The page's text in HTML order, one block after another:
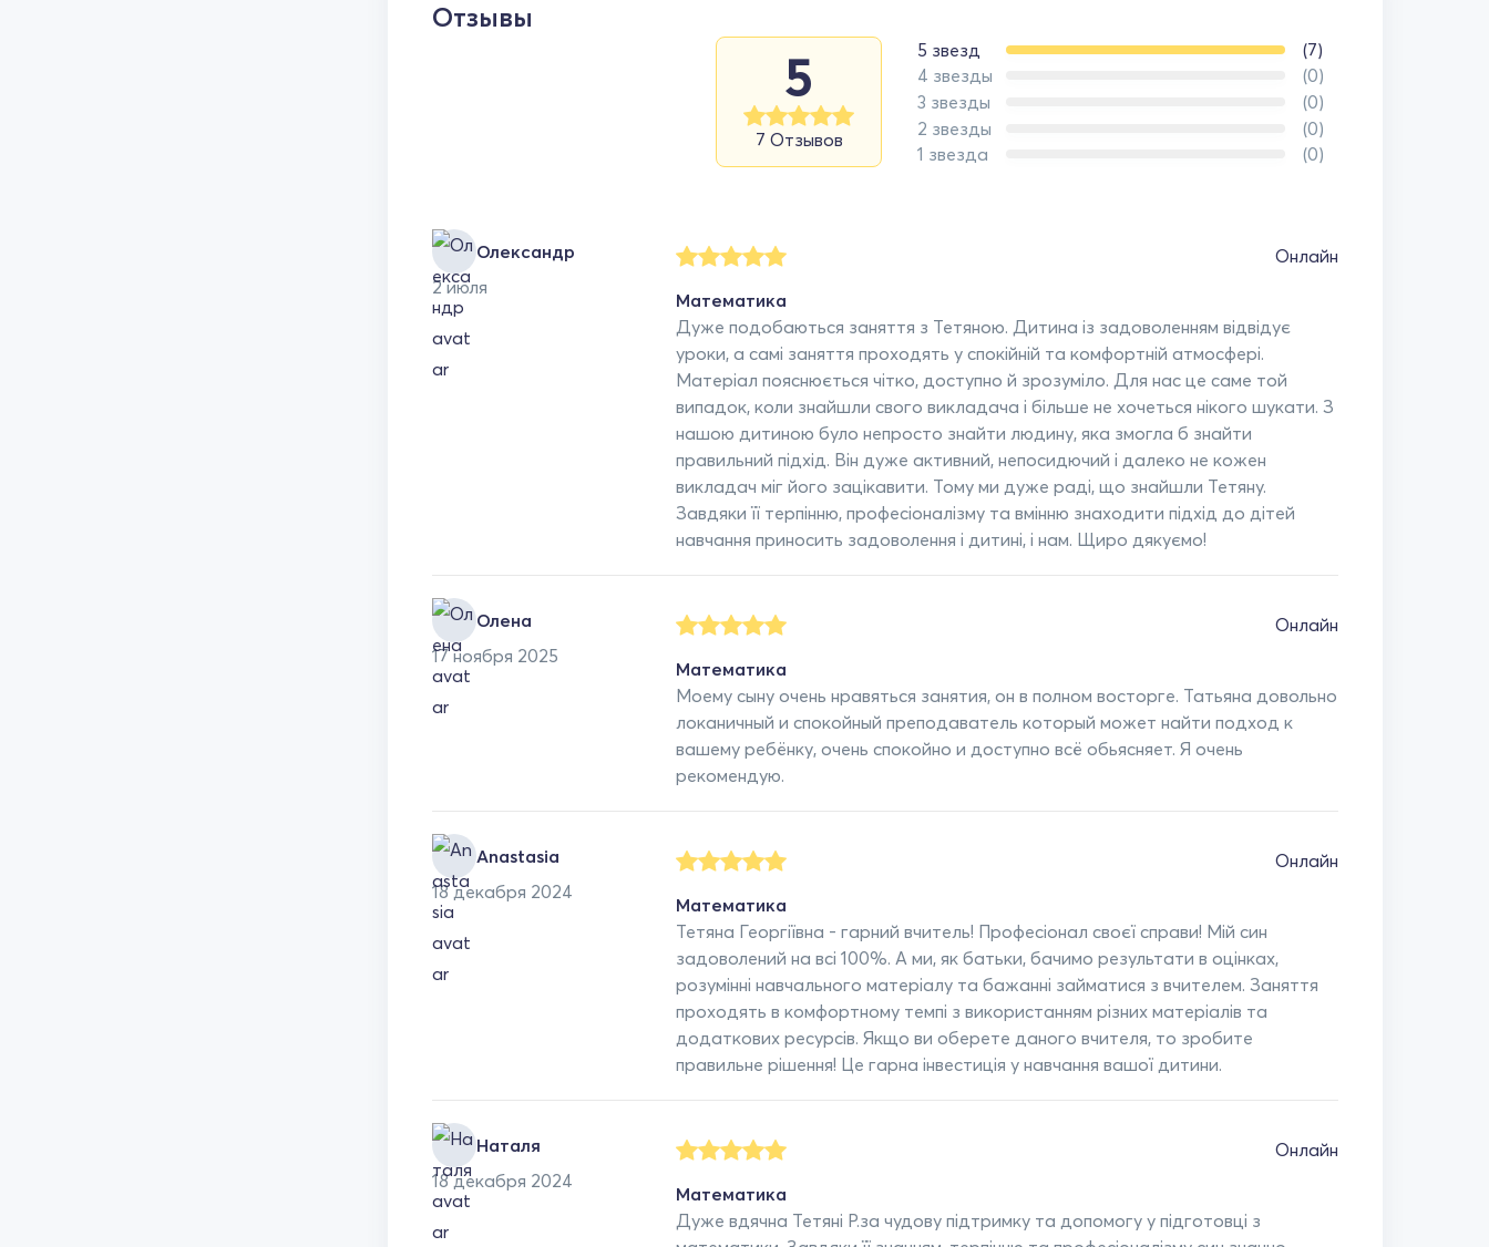
Отзывы
5
7 Отзывов
5 звезд
(7)
4 звезды
(0)
3 звезды
(0)
2 звезды
(0)
1 звезда
(0)
Олександр
2 июля
Онлайн
Математика
Дуже подобаються заняття з Тетяною. Дитина із задоволенням відвідує
уроки, а самі заняття проходять у спокійній та комфортній атмосфері.
Матеріал пояснюється чітко, доступно й зрозуміло. Для нас це саме той
випадок, коли знайшли свого викладача і більше не хочеться нікого шукати. З
нашою дитиною було непросто знайти людину, яка змогла б знайти
правильний підхід. Він дуже активний, непосидючий і далеко не кожен
викладач міг його зацікавити. Тому ми дуже раді, що знайшли Тетяну.
Завдяки її терпінню, професіоналізму та вмінню знаходити підхід до дітей
навчання приносить задоволення і дитині, і нам. Щиро дякуємо!
Олена
17 ноября 2025
Онлайн
Математика
Моему сыну очень нравяться занятия, он в полном восторге. Татьяна довольно
локаничный и спокойный преподаватель который может найти подход к
вашему ребёнку, очень спокойно и доступно всё обьясняет. Я очень
рекомендую.
Anastasia
18 декабря 2024
Онлайн
Математика
Тетяна Георгіївна - гарний вчитель! Професіонал своєї справи! Мій син
задоволений на всі 100%. А ми, як батьки, бачимо результати в оцінках,
розумінні навчального матеріалу та бажанні займатися з вчителем. Заняття
проходять в комфортному темпі з використанням різних матеріалів та
додаткових ресурсів. Якщо ви оберете даного вчителя, то зробите
правильне рішення! Це гарна інвестиція у навчання вашої дитини.
Наталя
18 декабря 2024
Онлайн
Математика
Дуже вдячна Тетяні Р.за чудову підтримку та допомогу у підготовці з